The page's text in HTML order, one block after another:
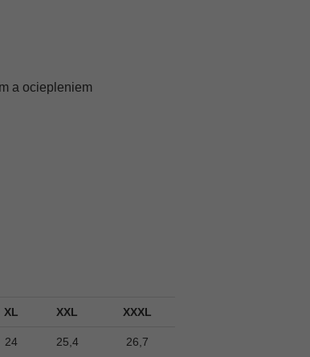
a ociepleniem
XL XXL XXXL
24 25,4 26,7